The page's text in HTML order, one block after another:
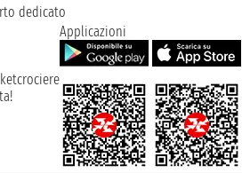
dedicato
Applicazioni